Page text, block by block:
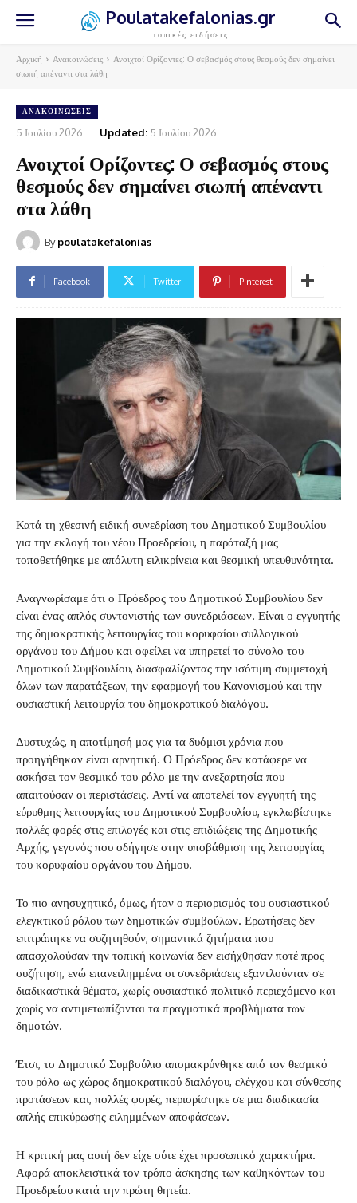
Poulatakefalonias.gr
τοπικές ειδήσεις
Αρχική Ανακοινώσεις
Ανοιχτοί Ορίζοντες: Ο σεβασμός στους θεσμούς δεν σημαίνει
σιωπή απέναντι στα λάθη
ΑΝΑΚΟΙΝΏΣΕΙΣ
5 Ιουλίου 2026 Updated: 5 Ιουλίου 2026
Ανοιχτοί Ορίζοντες: Ο σεβασμός στους
θεσμούς δεν σημαίνει σιωπή απέναντι
στα λάθη
By poulatakefalonias
Facebook Twitter Pinterest
Κατά τη χθεσινή ειδική συνεδρίαση του Δημοτικού Συμβουλίου
για την εκλογή του νέου Προεδρείου, η παράταξή μας
τοποθετήθηκε με απόλυτη ειλικρίνεια και θεσμική υπευθυνότητα.
Αναγνωρίσαμε ότι ο Πρόεδρος του Δημοτικού Συμβουλίου δεν
είναι ένας απλός συντονιστής των συνεδριάσεων. Είναι ο εγγυητής
της δημοκρατικής λειτουργίας του κορυφαίου συλλογικού
οργάνου του Δήμου και οφείλει να υπηρετεί το σύνολο του
Δημοτικού Συμβουλίου, διασφαλίζοντας την ισότιμη συμμετοχή
όλων των παρατάξεων, την εφαρμογή του Κανονισμού και την
ουσιαστική λειτουργία του δημοκρατικού διαλόγου.
Δυστυχώς, η αποτίμησή μας για τα δυόμισι χρόνια που
προηγήθηκαν είναι αρνητική. Ο Πρόεδρος δεν κατάφερε να
ασκήσει τον θεσμικό του ρόλο με την ανεξαρτησία που
απαιτούσαν οι περιστάσεις. Αντί να αποτελεί τον εγγυητή της
εύρυθμης λειτουργίας του Δημοτικού Συμβουλίου, εγκλωβίστηκε
πολλές φορές στις επιλογές και στις επιδιώξεις της Δημοτικής
Αρχής, γεγονός που οδήγησε στην υποβάθμιση της λειτουργίας
του κορυφαίου οργάνου του Δήμου.
Το πιο ανησυχητικό, όμως, ήταν ο περιορισμός του ουσιαστικού
ελεγκτικού ρόλου των δημοτικών συμβούλων. Ερωτήσεις δεν
επιτράπηκε να συζητηθούν, σημαντικά ζητήματα που
απασχολούσαν την τοπική κοινωνία δεν εισήχθησαν ποτέ προς
συζήτηση, ενώ επανειλημμένα οι συνεδριάσεις εξαντλούνταν σε
διαδικαστικά θέματα, χωρίς ουσιαστικό πολιτικό περιεχόμενο και
χωρίς να αντιμετωπίζονται τα πραγματικά προβλήματα των
δημοτών.
Έτσι, το Δημοτικό Συμβούλιο απομακρύνθηκε από τον θεσμικό
του ρόλο ως χώρος δημοκρατικού διαλόγου, ελέγχου και σύνθεσης
προτάσεων και, πολλές φορές, περιορίστηκε σε μια διαδικασία
απλής επικύρωσης ειλημμένων αποφάσεων.
Η κριτική μας αυτή δεν είχε ούτε έχει προσωπικό χαρακτήρα.
Αφορά αποκλειστικά τον τρόπο άσκησης των καθηκόντων του
Προεδρείου κατά την πρώτη θητεία.